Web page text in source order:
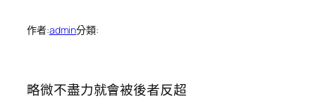
作者:admin分類:
略微不盡力就會被後者反超